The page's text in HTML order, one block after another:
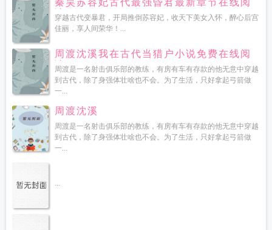
秦昊苏容妃古代最强昏君最新章节在线阅
读
穿越古代变暴君，开局推倒苏容妃，收天下美女入怀，醉心后宫
佳丽，享人间荣华！...
周渡沈溪我在古代当猎户小说免费在线阅
读
周渡是一名射击俱乐部的教练，有房有车有存款的他无意中穿越
到古代，除了身强体壮啥也不会。为了生活，只好拿起弓箭做
一...
周渡沈溪
周渡是一名射击俱乐部的教练，有房有车有存款的他无意中穿越
到古代，除了身强体壮啥也不会。为了生活，只好拿起弓箭做
一...
...